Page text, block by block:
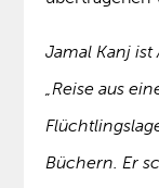
Jamal Kanj ist
„Reise aus
Büchern. Er